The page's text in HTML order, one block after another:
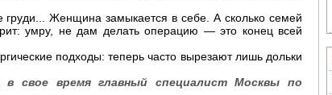
Женщина замыкается в себе. А сколько семей
умру, не дам делать операцию — это конец всей
подходы: теперь часто вырезают лишь дольки
свое время главный специалист Москвы по